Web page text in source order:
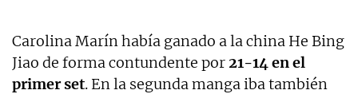
Carolina Marín había ganado a la china He Bing
Jiao de forma contundente por21-14 en el
primer set. En la segunda manga iba también